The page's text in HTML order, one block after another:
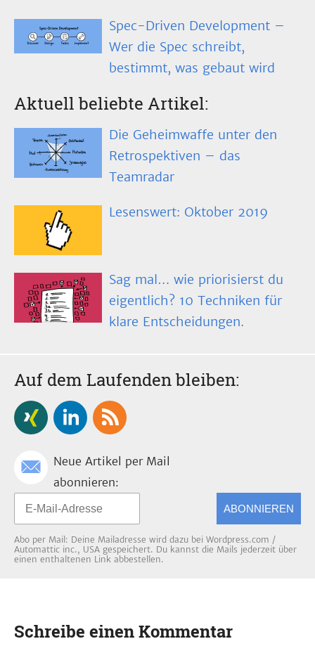
Spec-Driven Development –
Wer die Spec schreibt,
bestimmt, was gebaut wird
Aktuell beliebte Artikel:
Die Geheimwaffe unter den
Retrospektiven – das
Teamradar
Lesenswert: Oktober 2019
Sag mal… wie priorisierst du
eigentlich? 10 Techniken für
klare Entscheidungen.
Auf dem Laufenden bleiben:
Neue Artikel per Mail
abonnieren:
ABONNIEREN
Abo per Mail: Deine Mailadresse wird dazu bei Wordpress.com /
Automattic inc., USA gespeichert. Du kannst die Mails jederzeit über
einen enthaltenen Link abbestellen.
Schreibe einen Kommentar